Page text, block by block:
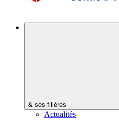
& ses filières
Actualités